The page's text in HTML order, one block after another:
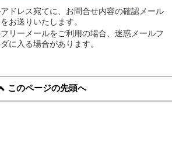
ドレス宛てに、お問合せ内容の確認メール
をお送りいたします。
リーメールをご利用の場合、迷惑メールフ
に入る場合があります。
このページの先頭へ